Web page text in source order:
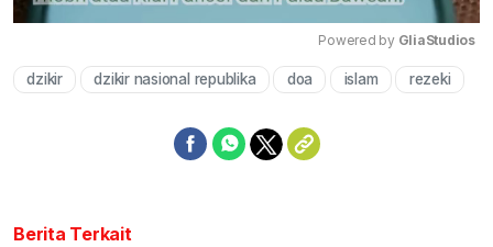
Mute
Powered by GliaStudios
dzikir dzikir nasional republika doa islam rezeki
Berita Terkait